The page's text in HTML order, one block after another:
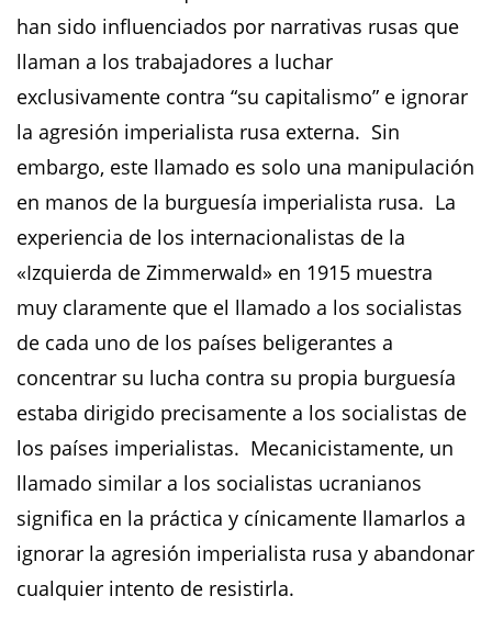
han sido influenciados por narrativas rusas que
llaman a los trabajadores a luchar
exclusivamente contra “su capitalismo” e ignorar
la agresión imperialista rusa externa. Sin
embargo, este llamado es solo una manipulación
en manos de la burguesía imperialista rusa. La
experiencia de los internacionalistas de la
«Izquierda de Zimmerwald» en 1915 muestra
muy claramente que el llamado a los socialistas
de cada uno de los países beligerantes a
concentrar su lucha contra su propia burguesía
estaba dirigido precisamente a los socialistas de
los países imperialistas. Mecanicistamente, un
llamado similar a los socialistas ucranianos
significa en la práctica y cínicamente llamarlos a
ignorar la agresión imperialista rusa y abandonar
cualquier intento de resistirla.